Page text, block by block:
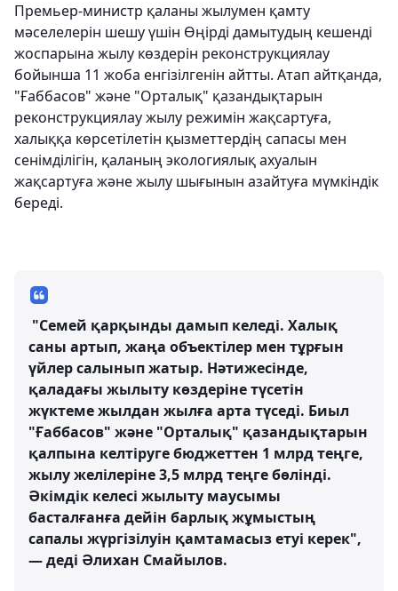
Премьер-министр қаланы жылумен қамту
мәселелерін шешу үшін Өңірді дамытудың кешенді
жоспарына жылу көздерін реконструкциялау
бойынша 11 жоба енгізілгенін айтты. Атап айтқанда,
"Ғаббасов" және "Орталық" қазандықтарын
реконструкциялау жылу режимін жақсартуға,
халыққа көрсетілетін қызметтердің сапасы мен
сенімділігін, қаланың экологиялық ахуалын
жақсартуға және жылу шығынын азайтуға мүмкіндік
береді.
"Семей қарқынды дамып келеді. Халық
саны артып, жаңа объектілер мен тұрғын
үйлер салынып жатыр. Нәтижесінде,
қаладағы жылыту көздеріне түсетін
жүктеме жылдан жылға арта түседі. Биыл
"Ғаббасов" және "Орталық" қазандықтарын
қалпына келтіруге бюджеттен 1 млрд теңге,
жылу желілеріне 3,5 млрд теңге бөлінді.
Әкімдік келесі жылыту маусымы
басталғанға дейін барлық жұмыстың
сапалы жүргізілуін қамтамасыз етуі керек",
— деді Әлихан Смайылов.